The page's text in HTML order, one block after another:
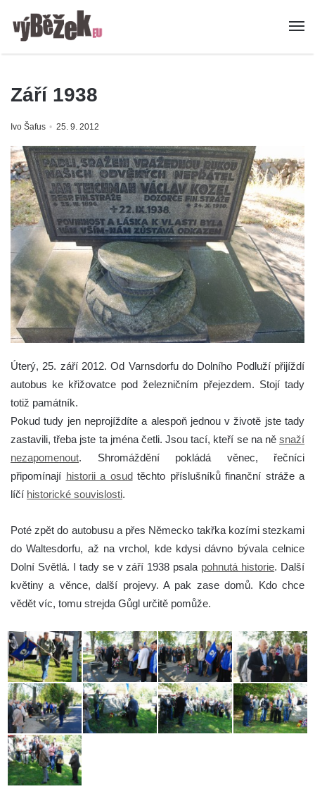
Září 1938
Ivo Šafus 25. 9. 2012
Úterý, 25. září 2012. Od Varnsdorfu do Dolního Podluží přijíždí
autobus ke křižovatce pod železničním přejezdem. Stojí tady
totiž památník.
Pokud tudy jen neprojíždíte a alespoň jednou v životě jste tady
zastavili, třeba jste ta jména četli. Jsou tací, kteří se na ně snaží
nezapomenout. Shromáždění pokládá věnec, řečníci
připomínají historii a osudtěchto příslušníků finanční stráže a
líčí historické souvislosti.
Poté zpět do autobusu a přes Německo takřka kozími stezkami
do Waltesdorfu, až na vrchol, kde kdysi dávno bývala celnice
Dolní Světlá. I tady se v září 1938 psala pohnutá historie. Další
květiny a věnce, další projevy. A pak zase domů. Kdo chce
vědět víc, tomu strejda Gůgl určitě pomůže.